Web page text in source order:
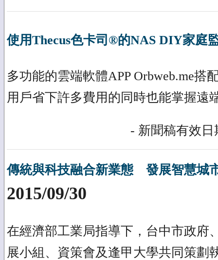
使用Thecus色卡司®的NAS DIY家庭
多功能的雲端軟體APP Orbweb.me搭
用戶省下許多費用的同時也能掌握遠
- 新聞稿有效日
傳統與科技融合新業態 發展智慧城
2015/09/30
在經濟部工業局指導下，台中市政府
展小組、資策會及逢甲大學共同策劃